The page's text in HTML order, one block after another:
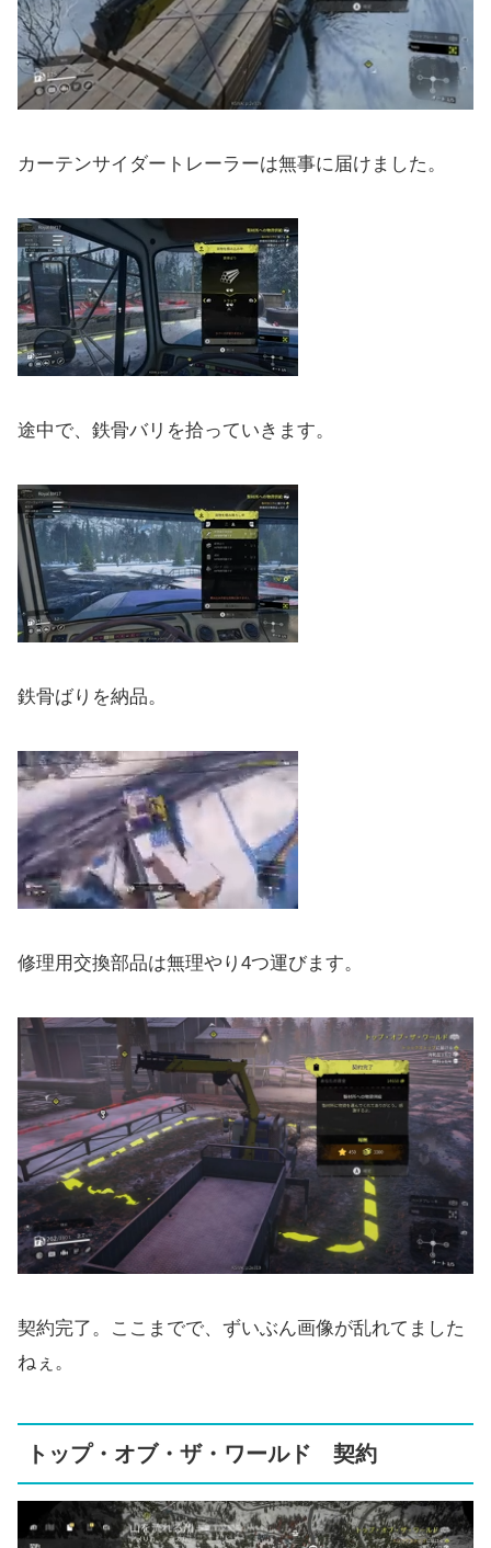
カーテンサイダートレーラーは無事に届けました。
途中で、鉄骨バリを拾っていきます。
鉄骨ばりを納品。
修理用交換部品は無理やり4つ運びます。
契約完了。ここまでで、ずいぶん画像が乱れてました
ねぇ。
トップ・オブ・ザ・ワールド 契約